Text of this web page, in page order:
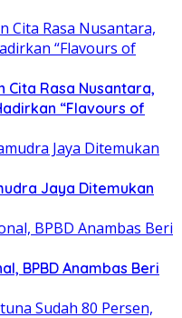
Rasa Nusantara,
“Flavours of
Jaya Ditemukan
BPBD Anambas Beri